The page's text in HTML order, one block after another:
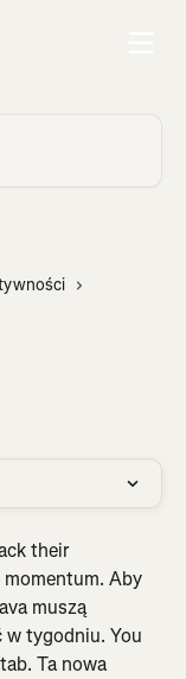
their
Aby
muszą
w tygodniu. You
Ta nowa